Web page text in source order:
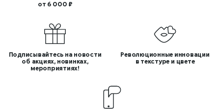
от 6 000 ₽
Подписывайтесь на новости
об акциях, новинках,
мероприятиях!
Революционные инновации
в текстуре и цвете